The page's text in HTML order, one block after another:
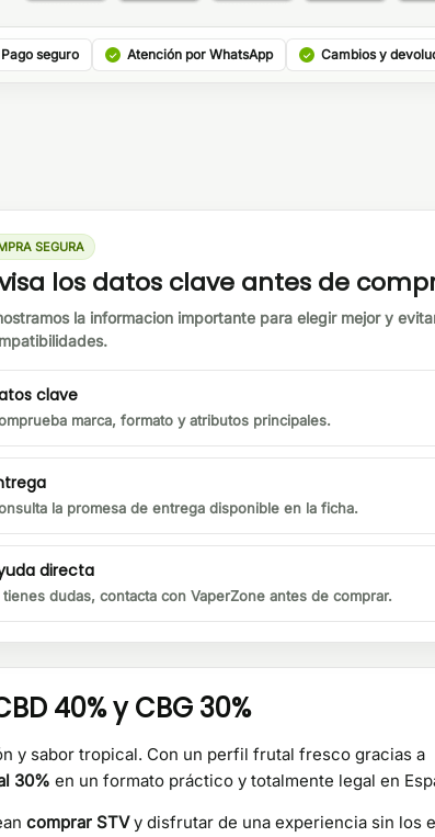
Pago seguro Atención por WhatsApp Cambios y
SEGURA
los datos clave antes de
la informacion importante para elegir mejor y
clave
marca, formato y atributos principales.
la promesa de entrega disponible en la ficha.
directa
tienes dudas, contacta con VaperZone antes de comprar.
40% y CBG 30%
y sabor tropical. Con un perfil frutal fresco gracias a
30% en un formato práctico y totalmente legal en
comprar STVy disfrutar de una experiencia sin los